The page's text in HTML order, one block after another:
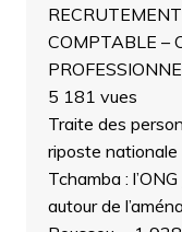
COMPTABLE –
5 181 vues
Traite des
riposte nationale
Tchamba :
autour de